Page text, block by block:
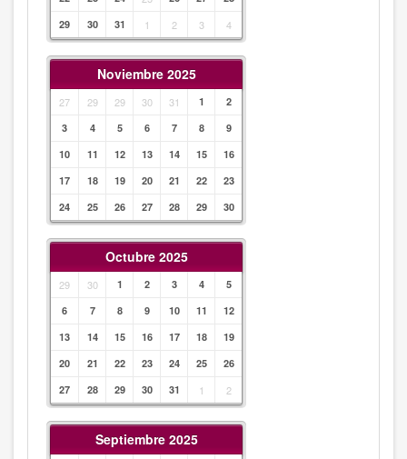
29
30 31 1 2 3 4
Noviembre 2025
27 29 29 30 31 1
2
3
4 5 6 7 8
9
10
11 12 13 14 15
16
17
18 19 20 21 22
23
24
25 26 27 28 29 30
Octubre 2025
29 30 1 2 3 4
5
6
7 8 9 10 11
12
13
14 15 16 17 18
19
20
21 22 23 24 25
26
27
28 29 30 31 1 2
Septiembre 2025